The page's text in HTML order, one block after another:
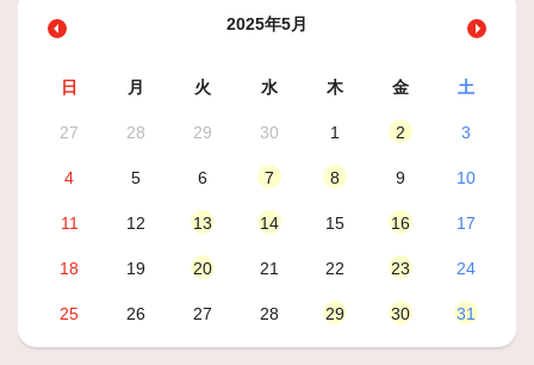
2025年5月
日 月 火 水 木 金 土
27 28 29 30 1 2 3
4 5 6 7 8 9 10
11 12 13 14 15 16 17
18 19 20 21 22 23 24
25 26 27 28 29 30 31